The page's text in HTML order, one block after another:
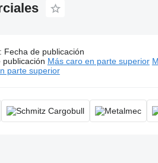
Rampas de carga, rampa de
1.000.000 - Gs. 43.000.000
Fecha de publicación
publicación Más caro en parte superior
parte superior